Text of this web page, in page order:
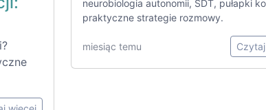
neurobiologia autonomii, SDT, pułapki
praktyczne strategie rozmowy.
miesiąc temu